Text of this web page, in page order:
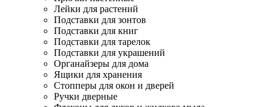
Лейки для растений
Подставки для зонтов
Подставки для книг
Подставки для тарелок
Подставки для украшений
Органайзеры для дома
Ящики для хранения
Стопперы для окон и дверей
Ручки дверные